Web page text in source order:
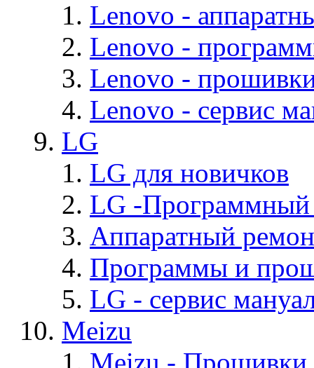
Lenovo -
Lenovo -
Lenovo -
Lenovo - cервис
LG
LG для новичков
LG -Программный
Аппаратный
Программы и
LG - cервис
Meizu